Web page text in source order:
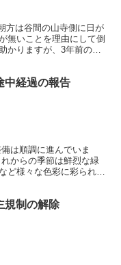
方は谷間の山寺側に日が
無いことを理由にして倒
かりますが、3年前のよ
中経過の報告
は順調に進んでいま
からの季節は鮮烈な緑
ど様々な色彩に彩られま
規制の解除